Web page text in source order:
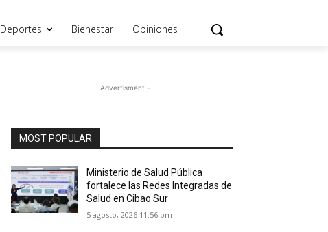
Deportes Bienestar Opiniones
- Advertisment -
MOST POPULAR
Ministerio de Salud Pública
fortalece las Redes Integradas de
Salud en Cibao Sur
5 agosto, 2026 11:56 pm